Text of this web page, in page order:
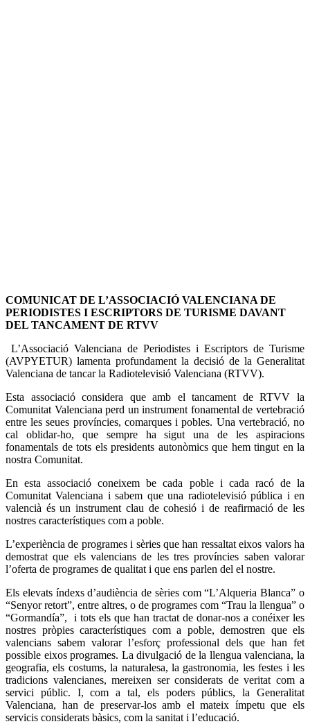
COMUNICAT DE L’ASSOCIACIÓ VALENCIANA DE
PERIODISTES I ESCRIPTORS DE TURISME DAVANT
DEL TANCAMENT DE RTVV
L’Associació Valenciana de Periodistes i Escriptors de Turisme
(AVPYETUR) lamenta profundament la decisió de la Generalitat
Valenciana de tancar la Radiotelevisió Valenciana (RTVV).
Esta associació considera que amb el tancament de RTVV la
Comunitat Valenciana perd un instrument fonamental de vertebració
entre les seues províncies, comarques i pobles. Una vertebració, no
cal oblidar-ho, que sempre ha sigut una de les aspiracions
fonamentals de tots els presidents autonòmics que hem tingut en la
nostra Comunitat.
En esta associació coneixem be cada poble i cada racó de la
Comunitat Valenciana i sabem que una radiotelevisió pública i en
valencià és un instrument clau de cohesió i de reafirmació de les
nostres característiques com a poble.
L’experiència de programes i sèries que han ressaltat eixos valors ha
demostrat que els valencians de les tres províncies saben valorar
l’oferta de programes de qualitat i que ens parlen del el nostre.
Els elevats índexs d’audiència de sèries com “L’Alqueria Blanca” o
“Senyor retort”, entre altres, o de programes com “Trau la llengua” o
“Gormandía”, i tots els que han tractat de donar-nos a conéixer les
nostres pròpies característiques com a poble, demostren que els
valencians sabem valorar l’esforç professional dels que han fet
possible eixos programes. La divulgació de la llengua valenciana, la
geografia, els costums, la naturalesa, la gastronomia, les festes i les
tradicions valencianes, mereixen ser considerats de veritat com a
servici públic. I, com a tal, els poders públics, la Generalitat
Valenciana, han de preservar-los amb el mateix ímpetu que els
servicis considerats bàsics, com la sanitat i l’educació.